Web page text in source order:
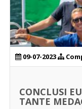
09-07-2023
CONCLUSI
TANTE